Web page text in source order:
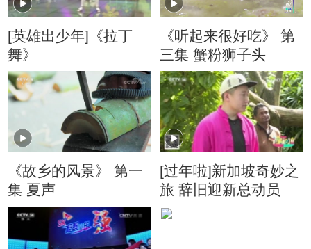
[英雄出少年]《拉丁
舞》
《听起来很好吃》 第
三集 蟹粉狮子头
《故乡的风景》 第一
集 夏声
[过年啦]新加坡奇妙之
旅 辞旧迎新总动员